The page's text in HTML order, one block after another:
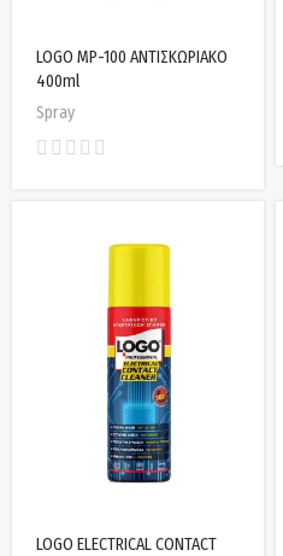
LOGO MP-100 ΑΝΤΙΣΚΩΡΙΑΚΟ
400ml
Spray
LOGO ELECTRICAL CONTACT